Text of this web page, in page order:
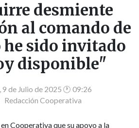
desmiente
al comando de
he sido invitado
disponible"
de Julio de 2025 🕐 09:26
Redacción Cooperativa
Cooperativa que su apoyo a la